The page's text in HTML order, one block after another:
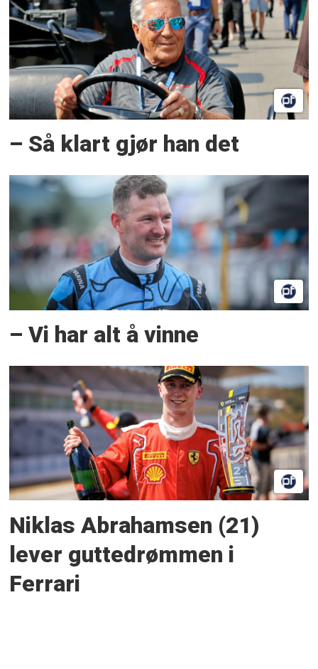
– Så klart gjør han det
– Vi har alt å vinne
Niklas Abrahamsen (21)
lever guttedrømmen i
Ferrari